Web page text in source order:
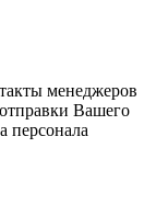
менеджеров
Вашего
персонала